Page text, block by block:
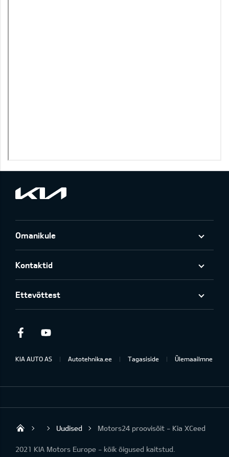
Omanikule
Kontaktid
Ettevõttest
Facebook
KIA AUTO AS Autotehnika.ee Tagasiside Ülemaailmne
Rakvere Autotehnika
Uudised Motors24 proovisõit - Kia XCeed
2021 KIA Motors Europe - kõik õigused kaitstud.